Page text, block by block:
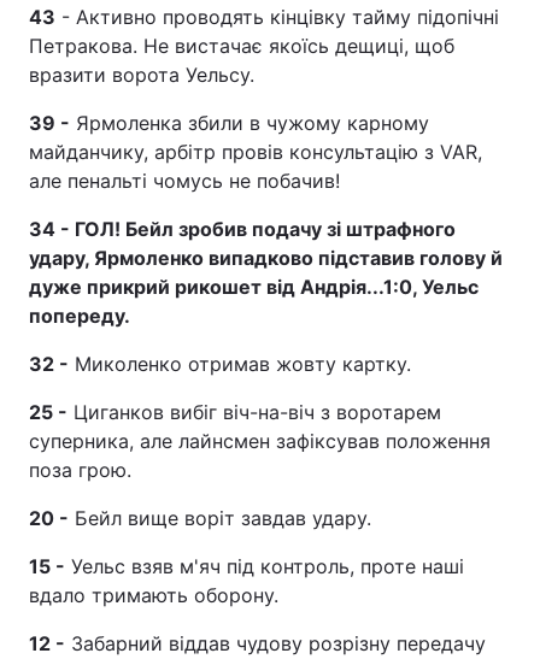
43 - Активно проводять кінцівку тайму підопічні
Петракова. Не вистачає якоїсь дещиці, щоб
вразити ворота Уельсу.
39 - Ярмоленка збили в чужому карному
майданчику, арбітр провів консультацію з VAR,
але пенальті чомусь не побачив!
34 - ГОЛ! Бейл зробив подачу зі штрафного
удару, Ярмоленко випадково підставив голову й
дуже прикрий рикошет від Андрія...1:0, Уельс
попереду.
32 - Миколенко отримав жовту картку.
25 - Циганков вибіг віч-на-віч з воротарем
суперника, але лайнсмен зафіксував положення
поза грою.
20 - Бейл вище воріт завдав удару.
15 - Уельс взяв м'яч під контроль, проте наші
вдало тримають оборону.
12 - Забарний віддав чудову розрізну передачу